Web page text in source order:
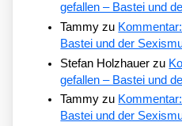
gefallen – Bastei und
Tammy zu
Bastei und der
Stefan Holzhauer zu
gefallen – Bastei und
Tammy zu
Bastei und der